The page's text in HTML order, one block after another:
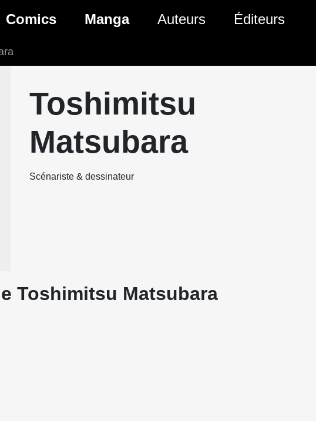
BD
sorties BD
Comics
Nouveautés Comics
Genres Comics
Manga
Genres Manga
Auteurs Éditeurs
Toshimitsu
Matsubara
Scénariste & dessinateur
Toshimitsu Matsubara